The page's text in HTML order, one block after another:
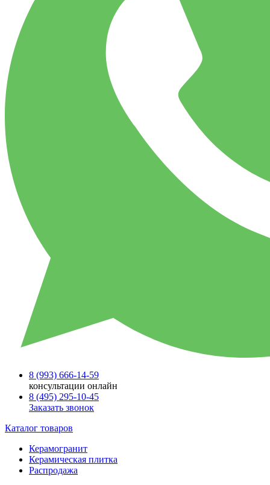
8 (993) 666-14-59
консультации онлайн
8 (495) 295-10-45
Заказать звонок
Каталог товаров
Керамогранит
Керамическая плитка
Распродажа